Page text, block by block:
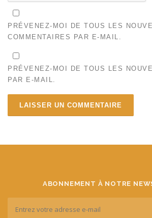
PRÉVENEZ-MOI DE TOUS LES
COMMENTAIRES PAR E-MAIL.
PRÉVENEZ-MOI DE TOUS LES
PAR E-MAIL.
ABONNEMENT À NOTRE